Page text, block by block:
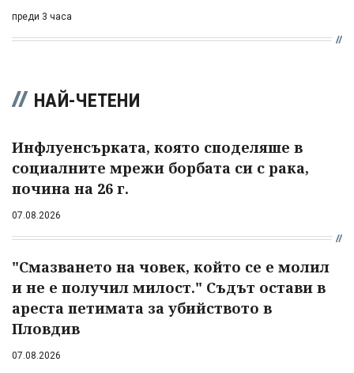
преди 3 часа
НАЙ-ЧЕТЕНИ
Инфлуенсърката, която споделяше в
социалните мрежи борбата си с рака,
почина на 26 г.
07.08.2026
"Смазването на човек, който се е молил
и не е получил милост." Съдът остави в
ареста петимата за убийството в
Пловдив
07.08.2026